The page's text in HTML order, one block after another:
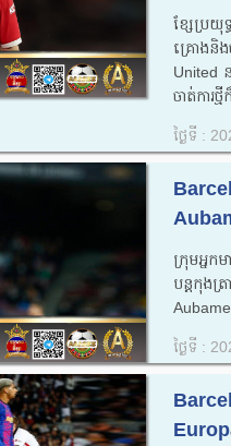
ខ្សែប្រយុ
គ្រោងនិ
United ន
ចាត់ការ
ថ្ងៃទី :
ក្រុមអ្ន
បន្តកុងត្
ថ្ងៃទី :